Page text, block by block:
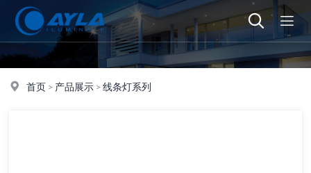
首页 >产品展示 >线条灯系列